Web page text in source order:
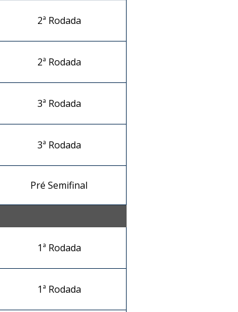
2ª Rodada
2ª Rodada
3ª Rodada
3ª Rodada
Pré Semifinal
1ª Rodada
1ª Rodada